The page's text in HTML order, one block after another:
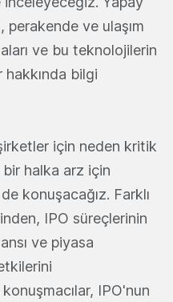
ve ulaşım
ve bu teknolojilerin
bilgi
için neden kritik
bir halka arz için
konuşacağız. Farklı
IPO süreçlerinin
ve piyasa
IPO'nun